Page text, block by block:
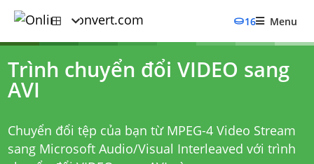
16 Menu
Trình chuyển đổi VIDEO sang
AVI
Chuyển đổi tệp của bạn từ MPEG-4 Video Stream
sang Microsoft Audio/Visual Interleaved với trình